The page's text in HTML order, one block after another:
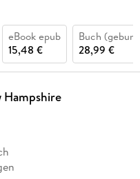
eBook epub
15,48 €
Buch
28,99 €
Hampshire